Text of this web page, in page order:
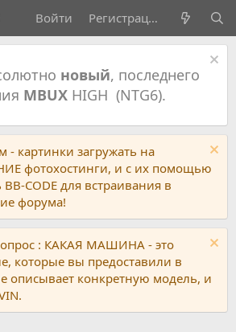
Войти Регистрация
новый, последнего
MBUXHIGH (NTG6).
- картинки загружать на
фотохостинги, и с их помощью
BB-CODE для встраивания в
форума!
: КАКАЯ МАШИНА - это
которые вы предоставили в
описывает конкретную модель, и